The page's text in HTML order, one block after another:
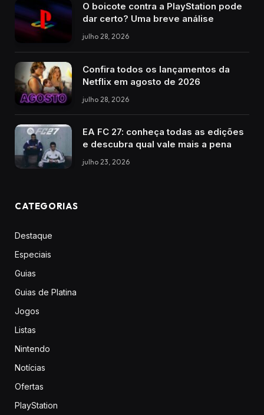
O boicote contra a PlayStation pode
dar certo? Uma breve análise
julho 28, 2026
Confira todos os lançamentos da
Netflix em agosto de 2026
julho 28, 2026
EA FC 27: conheça todas as edições
e descubra qual vale mais a pena
julho 23, 2026
CATEGORIAS
Destaque
Especiais
Guias
Guias de Platina
Jogos
Listas
Nintendo
Notícias
Ofertas
PlayStation